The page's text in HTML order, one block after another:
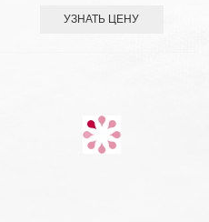
УЗНАТЬ ЦЕНУ